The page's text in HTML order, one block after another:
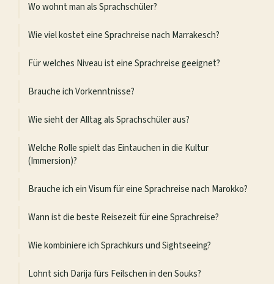
Wo wohnt man als Sprachschüler?
Wie viel kostet eine Sprachreise nach Marrakesch?
Für welches Niveau ist eine Sprachreise geeignet?
Brauche ich Vorkenntnisse?
Wie sieht der Alltag als Sprachschüler aus?
Welche Rolle spielt das Eintauchen in die Kultur
(Immersion)?
Brauche ich ein Visum für eine Sprachreise nach Marokko?
Wann ist die beste Reisezeit für eine Sprachreise?
Wie kombiniere ich Sprachkurs und Sightseeing?
Lohnt sich Darija fürs Feilschen in den Souks?